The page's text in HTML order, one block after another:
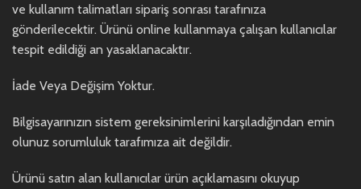
ve kullanım talimatları sipariş sonrası tarafınıza
gönderilecektir. Ürünü online kullanmaya çalışan kullanıcılar
tespit edildiği an yasaklanacaktır.
İade Veya Değişim Yoktur.
Bilgisayarınızın sistem gereksinimlerini karşıladığından emin
olunuz sorumluluk tarafımıza ait değildir.
Ürünü satın alan kullanıcılar ürün açıklamasını okuyup